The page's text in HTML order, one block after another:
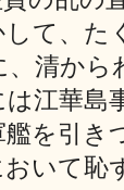
して、た
、清から
江華島
を引き
いて恥